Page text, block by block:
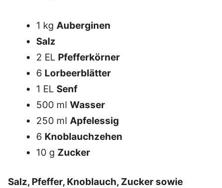
1 kg Auberginen
Salz
2 EL Pfefferkörner
6 Lorbeerblätter
1 EL Senf
500 ml Wasser
250 ml Apfelessig
6 Knoblauchzehen
10 g Zucker
Salz, Pfeffer, Knoblauch, Zucker sowie